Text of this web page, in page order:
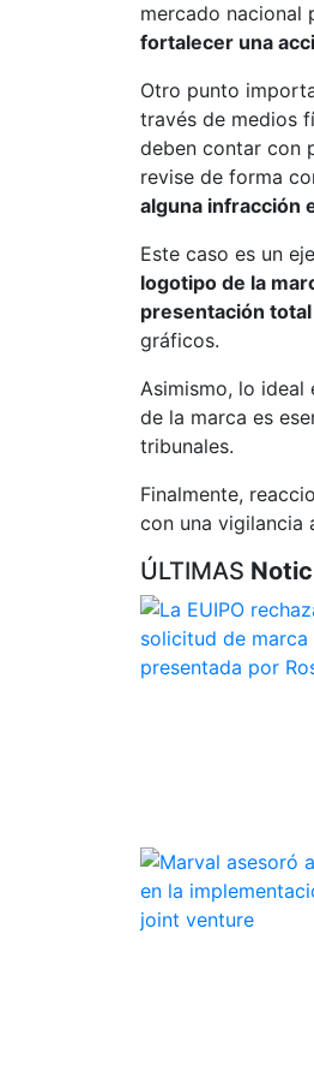
mercado nacional
fortalecer una
Otro punto
través de medios
deben contar con
revise de forma
alguna infracción
Este caso es un
logotipo de la
presentación
gráficos.
Asimismo, lo ideal
de la marca es
tribunales.
Finalmente,
con una vigilancia
ÚLTIMAS